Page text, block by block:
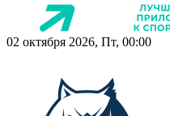
02 октября 2026, Пт, 00:00